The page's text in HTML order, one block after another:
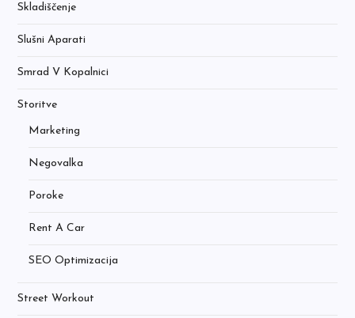
Skladiščenje
Slušni Aparati
Smrad V Kopalnici
Storitve
Marketing
Negovalka
Poroke
Rent A Car
SEO Optimizacija
Street Workout